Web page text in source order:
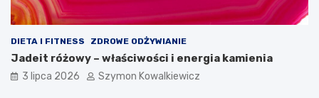
DIETA I FITNESS ZDROWE ODŻYWIANIE
Jadeit różowy – właściwości i energia kamienia
3 lipca 2026 Szymon Kowalkiewicz